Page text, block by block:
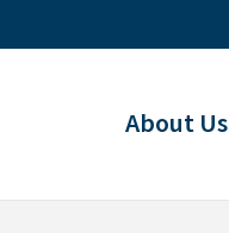
About Us